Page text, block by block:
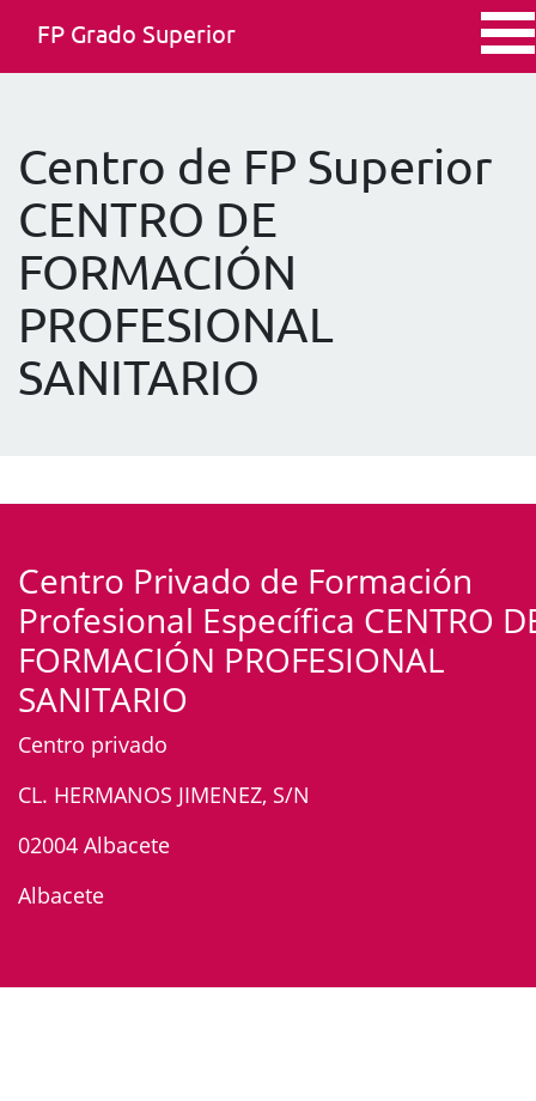
FP Grado Superior
Centro de FP Superior
CENTRO DE
FORMACIÓN
PROFESIONAL
SANITARIO
Centro Privado de Formación
Profesional Específica CENTRO
FORMACIÓN PROFESIONAL
SANITARIO
Centro privado
CL. HERMANOS JIMENEZ, S/N
02004 Albacete
Albacete